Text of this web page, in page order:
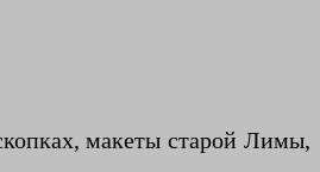
макеты старой Лимы,